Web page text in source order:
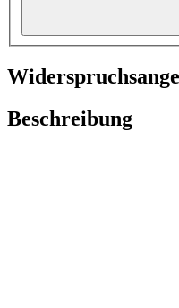
Beschreibung